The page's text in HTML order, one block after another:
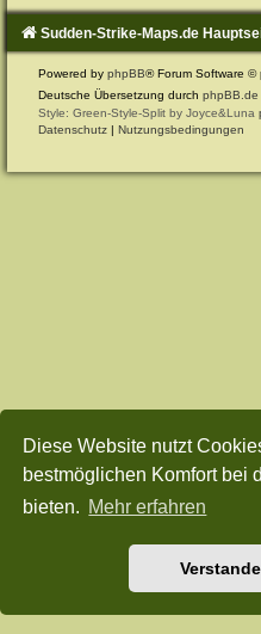
Diese Website nutzt
bestmöglichen Komfort bei
bieten. Mehr erfahren
Sudden-Strike-Maps.de
Powered byphpBB® Forum Software ©
Deutsche Übersetzung durchphpBB.de
Style: Green-Style-Split by Joyce&Luna
Datenschutz |Nutzungsbedingungen